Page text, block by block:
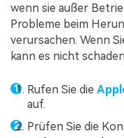
wenn sie außer
Probleme beim
verursachen. Wenn
kann es nicht
Rufen Sie die
auf.
Prüfen Sie die